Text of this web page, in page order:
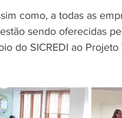
como, a todas as
sendo oferecidas
do SICREDI ao